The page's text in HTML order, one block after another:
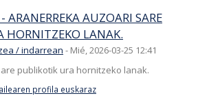
AUZOARI SARE
HORNITZEKO LANAK.
/ indarrean - Mié, 2026-03-25 12:41
publikotik ura hornitzeko lanak.
profila euskaraz